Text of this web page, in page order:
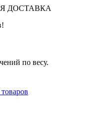
ДОСТАВКА
по весу.